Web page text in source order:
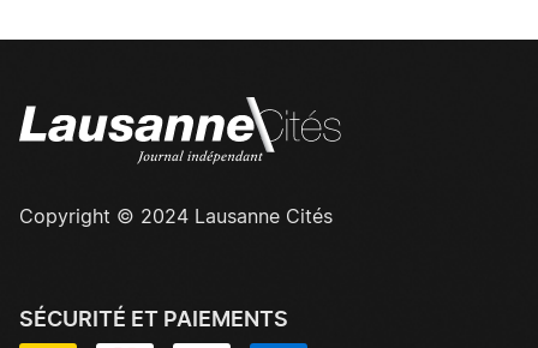
Copyright © 2024 Lausanne Cités
SÉCURITÉ ET PAIEMENTS